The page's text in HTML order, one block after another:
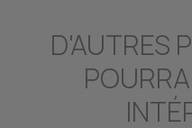
D'AUTRES